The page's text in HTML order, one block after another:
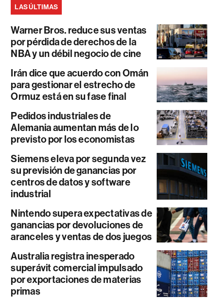
LAS ÚLTIMAS
Warner Bros. reduce sus ventas
por pérdida de derechos de la
NBA y un débil negocio de cine
Irán dice que acuerdo con Omán
para gestionar el estrecho de
Ormuz está en su fase final
Pedidos industriales de
Alemania aumentan más de lo
previsto por los economistas
Siemens eleva por segunda vez
su previsión de ganancias por
centros de datos y software
industrial
Nintendo supera expectativas de
ganancias por devoluciones de
aranceles y ventas de dos juegos
Australia registra inesperado
superávit comercial impulsado
por exportaciones de materias
primas